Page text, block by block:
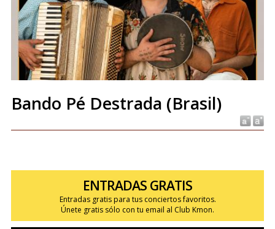
Bando Pé Destrada (Brasil)
ENTRADAS GRATIS
Entradas gratis para tus conciertos favoritos.
Únete gratis sólo con tu email al Club Kmon.